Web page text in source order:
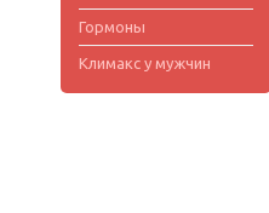
Гормоны
Климакс у мужчин